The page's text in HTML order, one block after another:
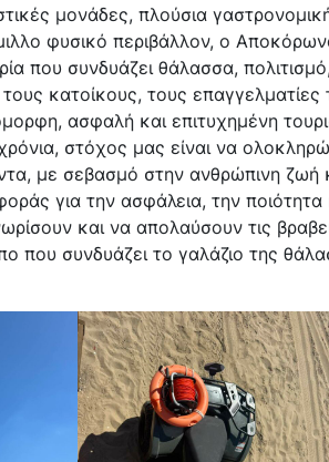
μονάδες, πλούσια
φυσικό περιβάλλον, ο
που συνδυάζει θάλασσα,
κατοίκους, τους επαγγελματίες
ασφαλή και επιτυχημένη
στόχος μας είναι να
με σεβασμό στην ανθρώπινη
για την ασφάλεια, την ποιότητα
και να απολαύσουν τις
που συνδυάζει το γαλάζιο της